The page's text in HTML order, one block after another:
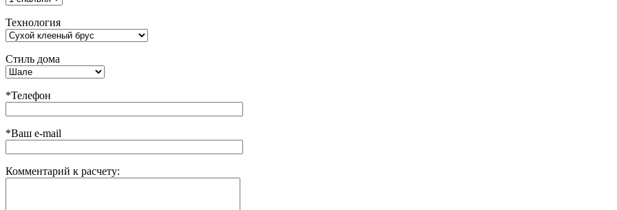
Технология
Стиль дома
*Телефон
*Ваш e-mail
Комментарий к расчету: